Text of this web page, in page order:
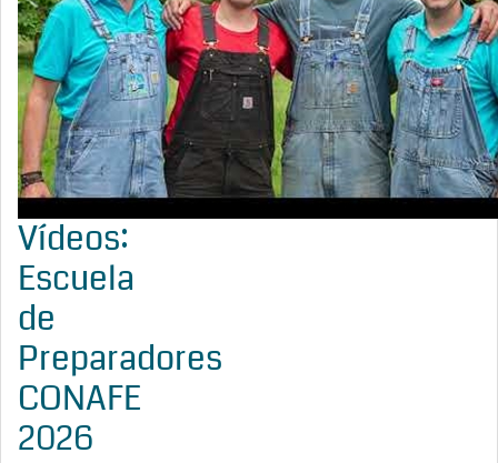
Vídeos:
Escuela
de
Preparadores
CONAFE
2026